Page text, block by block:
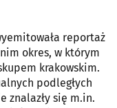
reportaż
okres, w którym
krakowskim.
podległych
znalazły się m.in.